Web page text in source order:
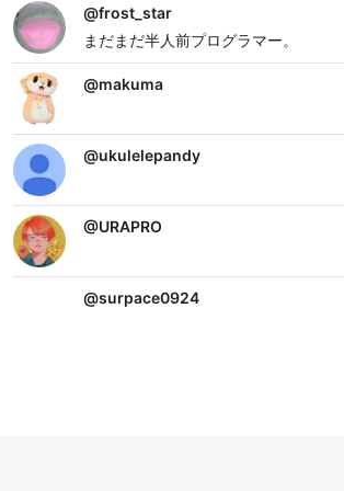
@frost_star
まだまだ半人前プログラマー。
@makuma
@ukulelepandy
@URAPRO
@surpace0924